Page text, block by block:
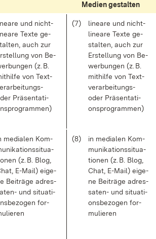
Me­di­en ge­stal­ten
und nicht­
Tex­te ge­
auch zur
von Be­
(z. B.
von Text­
Prä­sen­ta­ti­
(7)
li­nea­re und nicht­
li­nea­re Tex­te ge­
stal­ten, auch zur
Er­stel­lung von Be­
wer­bun­gen (z. B.
mit­hil­fe von Text­
ver­ar­bei­tungs-
oder Prä­sen­ta­ti­
ons­pro­gram­men)
me­dia­len Kom­
(z. B. Blog,
E-Mail) ei­ge­
Bei­trä­ge adres­
und si­tua­ti­
for­
(8)
in me­dia­len Kom­
mu­ni­ka­ti­ons­si­tua­
tio­nen (z. B. Blog,
Chat, E-Mail) ei­ge­
ne Bei­trä­ge adres­
sa­ten- und si­tua­ti­
ons­be­zo­gen for­
mu­lie­ren